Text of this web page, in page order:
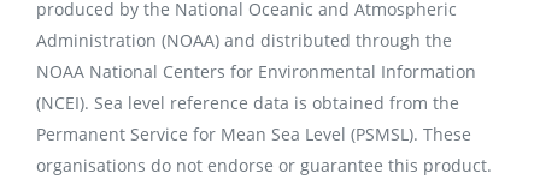
produced by the National Oceanic and Atmospheric
Administration (NOAA) and distributed through the
NOAA National Centers for Environmental Information
(NCEI). Sea level reference data is obtained from the
Permanent Service for Mean Sea Level (PSMSL). These
organisations do not endorse or guarantee this product.